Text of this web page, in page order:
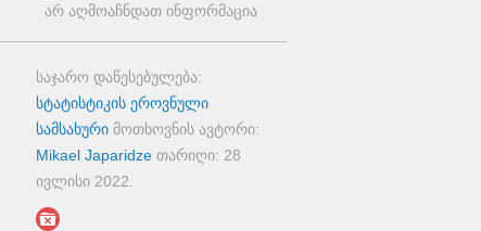
არ აღმოაჩნდათ ინფორმაცია
საჯარო დაწესებულება:
სტატისტიკის ეროვნული
სამსახურიმოთხოვნის ავტორი:
Mikael Japaridzeთარიღი: 28
ივლისი 2022